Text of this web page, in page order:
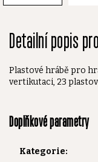
Detailní popis
Plastové hrábě pro
vertikutaci, 23
Doplňkové parametry
Kategorie: